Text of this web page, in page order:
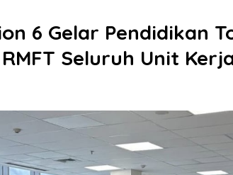
6 Gelar Pendidikan
Seluruh Unit